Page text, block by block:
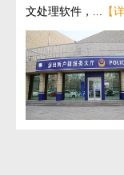
文处理软件，... 【